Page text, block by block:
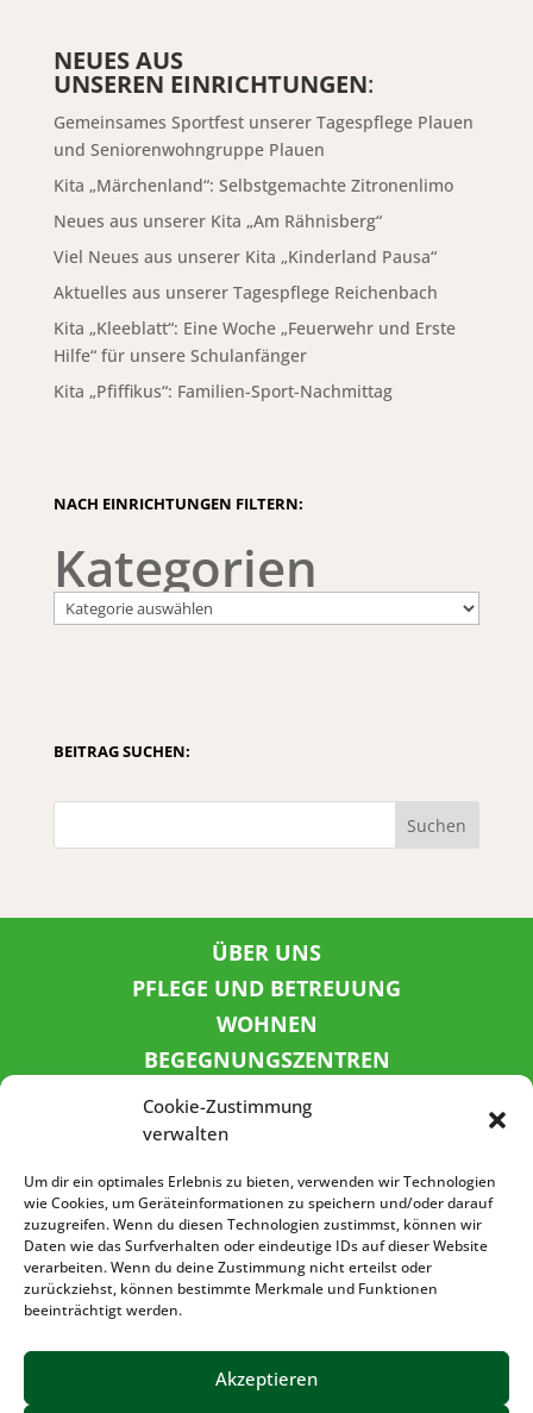
Cookie-Zustimmung
verwalten
Um dir ein optimales Erlebnis zu bieten, verwenden wir Technologien
wie Cookies, um Geräteinformationen zu speichern und/oder darauf
zuzugreifen. Wenn du diesen Technologien zustimmst, können wir
Daten wie das Surfverhalten oder eindeutige IDs auf dieser Website
verarbeiten. Wenn du deine Zustimmung nicht erteilst oder
zurückziehst, können bestimmte Merkmale und Funktionen
beeinträchtigt werden.
Akzeptieren
NEUES AUS
UNSEREN EINRICHTUNGEN:
Gemeinsames Sportfest unserer Tagespflege Plauen
und Seniorenwohngruppe Plauen
Kita „Märchenland“: Selbstgemachte Zitronenlimo
Neues aus unserer Kita „Am Rähnisberg“
Viel Neues aus unserer Kita „Kinderland Pausa“
Aktuelles aus unserer Tagespflege Reichenbach
Kita „Kleeblatt“: Eine Woche „Feuerwehr und Erste
Hilfe“ für unsere Schulanfänger
Kita „Pfiffikus“: Familien-Sport-Nachmittag
NACH EINRICHTUNGEN FILTERN:
Kategorien
BEITRAG SUCHEN:
Suchen
ÜBER UNS
PFLEGE UND BETREUUNG
WOHNEN
BEGEGNUNGSZENTREN
KINDER UND JUGEND
KONTAKT
SPENDENKONTO
Sozialbank
IBAN: DE72 3702 0500 0001 5520 00